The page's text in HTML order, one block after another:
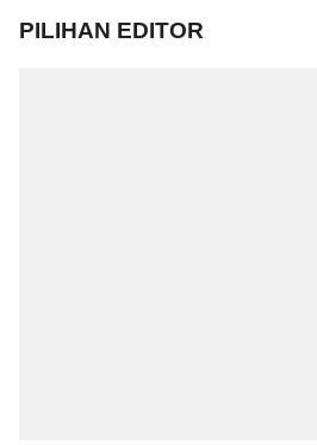
PILIHAN EDITOR